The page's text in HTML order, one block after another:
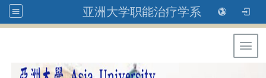
亚洲大学职能治疗学系